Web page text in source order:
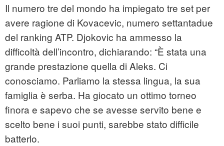
Il numero tre del mondo ha impiegato tre set per
avere ragione di Kovacevic, numero settantadue
del ranking ATP. Djokovic ha ammesso la
difficoltà dell’incontro, dichiarando: “È stata una
grande prestazione quella di Aleks. Ci
conosciamo. Parliamo la stessa lingua, la sua
famiglia è serba. Ha giocato un ottimo torneo
finora e sapevo che se avesse servito bene e
scelto bene i suoi punti, sarebbe stato difficile
batterlo.